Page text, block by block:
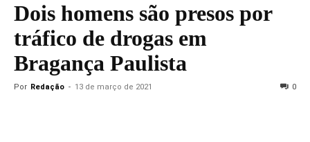
Dois homens são presos por
tráfico de drogas em
Bragança Paulista
Por Redação - 13 de março de 2021 0